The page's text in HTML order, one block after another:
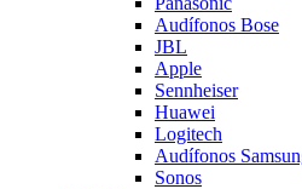
Audífonos Bose
JBL
Apple
Sennheiser
Huawei
Logitech
Audífonos
Sonos